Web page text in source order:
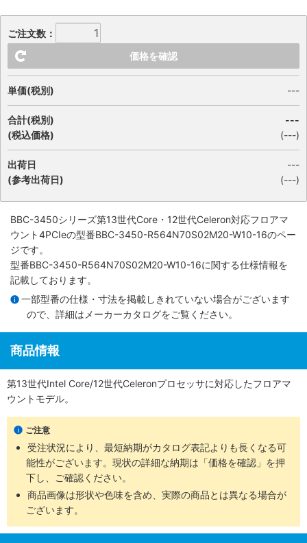
ご注文数：
価格を確認
単価(税別) ---
合計(税別)
(税込価格)
---
(---)
出荷日
(参考出荷日)
---
(---)
BBC-3450シリーズ第13世代Core・12世代Celeron対応フロアマ
ウント4PCIeの型番BBC-3450-R564N70S02M20-W10-16のペー
ジです。
型番BBC-3450-R564N70S02M20-W10-16に関する仕様情報を
記載しております。
一部型番の仕様・寸法を掲載しきれていない場合がございます
ので、詳細は メーカーカタログをご覧ください。
商品情報
第13世代Intel Core/12世代Celeronプロセッサに対応したフロアマ
ウントモデル。
ご注意
受注状況により、最短納期がカタログ表記よりも長くなる可
能性がございます。現状の詳細な納期は「価格を確認」を押
下し、ご確認ください。
商品画像は形状や色味を含め、実際の商品とは異なる場合が
ございます。